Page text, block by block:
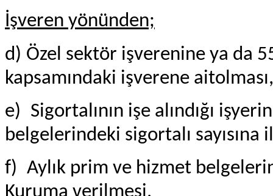
İşveren yönünden;
d) Özel sektör işverenine ya da
kapsamındaki işverene aitolması,
e) Sigortalının işe alındığı
belgelerindeki sigortalı sayısına
f) Aylık prim ve hizmet